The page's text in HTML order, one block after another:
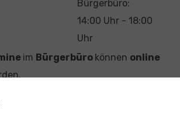
zu Cookies und
Bürgerbüro:
14:00 Uhr - 18:00
Uhr
im Bürgerbüro können online
Sprache